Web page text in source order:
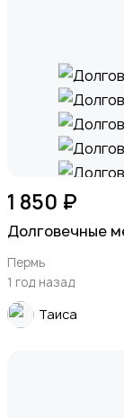
1 850 ₽
Долговечные
Пермь
1 год назад
Таиса